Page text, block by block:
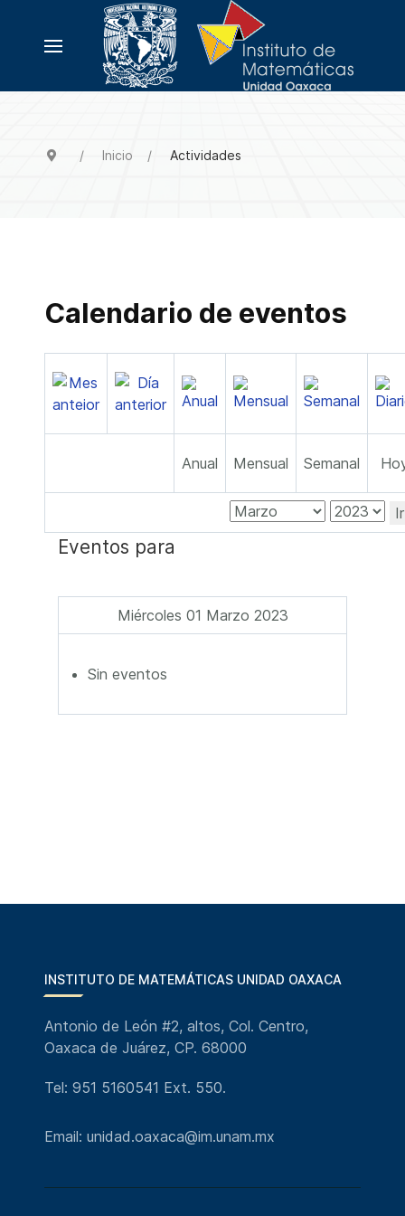
Inicio Actividades
Calendario de eventos
Anual Mensual Semanal
Eventos para
Miércoles 01 Marzo 2023
Sin eventos
INSTITUTO DE MATEMÁTICAS UNIDAD OAXACA
Antonio de León #2, altos, Col. Centro,
Oaxaca de Juárez, CP. 68000
Tel: 951 5160541 Ext. 550.
Email: unidad.oaxaca@im.unam.mx